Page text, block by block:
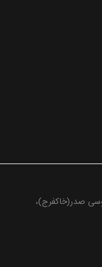
صدر(خاکفرج)،